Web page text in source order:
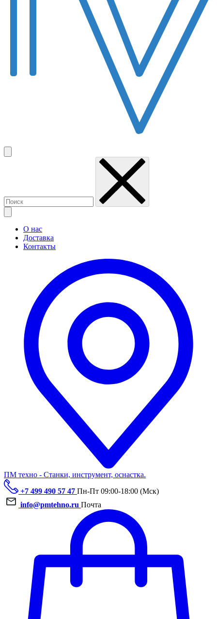
О нас
Доставка
Контакты
ПМ техно - Станки, инструмент, оснастка.
+7 499 490 57 47 Пн-Пт 09:00-18:00 (Мск)
info@pmtehno.ru Почта